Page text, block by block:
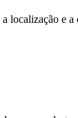
e a